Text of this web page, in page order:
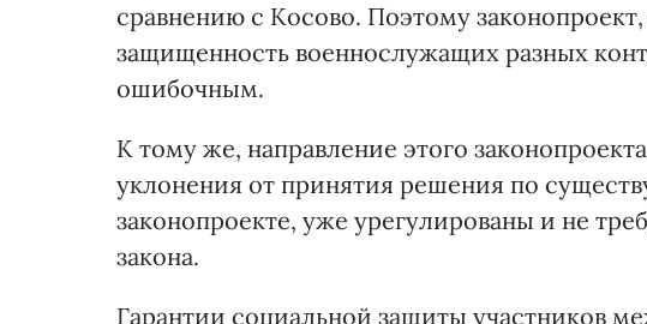
сравнению с Косово. Поэтому
защищенность военнослужащих разных
ошибочным.
К тому же, направление этого
уклонения от принятия решения по
законопроекте, уже урегулированы и не
закона.
Гарантии социальной защиты участников